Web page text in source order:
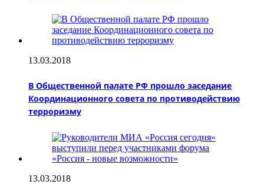
13.03.2018
В Общественной палате РФ прошло заседание
Координационного совета по противодействию
терроризму
13.03.2018